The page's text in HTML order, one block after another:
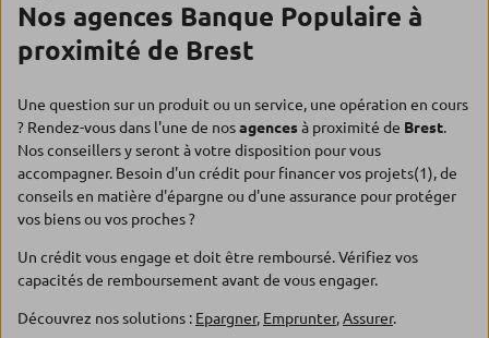
Nos agences Banque Populaire à
proximité de Brest
Une question sur un produit ou un service, une opération en cours
? Rendez-vous dans l'une de nosagencesà proximité de Brest.
Nos conseillers y seront à votre disposition pour vous
accompagner. Besoin d'un crédit pour financer vos projets(1), de
conseils en matière d'épargne ou d'une assurance pour protéger
vos biens ou vos proches ?
Un crédit vous engage et doit être remboursé. Vérifiez vos
capacités de remboursement avant de vous engager.
Découvrez nos solutions : Epargner, Emprunter,Assurer.